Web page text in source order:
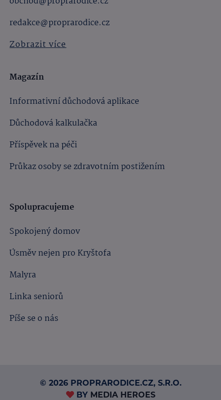
redakce@proprarodice.cz
Zobrazit více
Magazín
Informativní důchodová aplikace
Důchodová kalkulačka
Příspěvek na péči
Průkaz osoby se zdravotním postižením
Spolupracujeme
Spokojený domov
Úsměv nejen pro Kryštofa
Malyra
Linka seniorů
Píše se o nás
© 2026 PROPRARODICE.CZ, S.R.O.
BY MEDIA HEROES